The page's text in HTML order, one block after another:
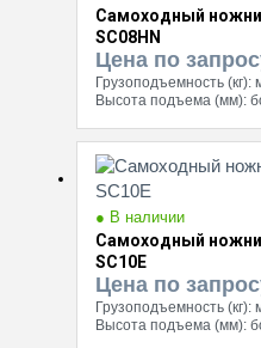
Самоходный
SC08HN
Цена по
Грузоподъемность (кг):
Высота подъема (мм):
● В наличии
Самоходный
SC10E
Цена по
Грузоподъемность (кг):
Высота подъема (мм):